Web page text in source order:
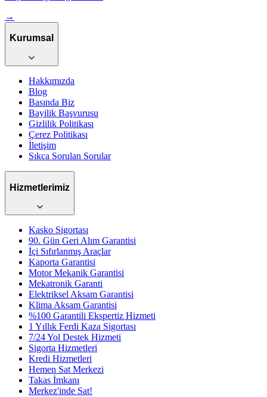
→
Kurumsal
Hakkımızda
Blog
Basında Biz
Bayilik Başvurusu
Gizlilik Politikası
Çerez Politikası
İletişim
Sıkça Sorulan Sorular
Hizmetlerimiz
Kasko Sigortası
90. Gün Geri Alım Garantisi
İçi Sıfırlanmış Araçlar
Kaporta Garantisi
Motor Mekanik Garantisi
Mekatronik Garanti
Elektriksel Aksam Garantisi
Klima Aksam Garantisi
%100 Garantili Ekspertiz Hizmeti
1 Yıllık Ferdi Kaza Sigortası
7/24 Yol Destek Hizmeti
Sigorta Hizmetleri
Kredi Hizmetleri
Hemen Sat Merkezi
Takas İmkanı
Merkez'inde Sat!